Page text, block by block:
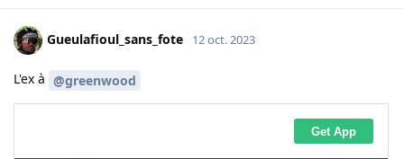
Gueulafioul_sans_fote 12 oct. 2023
L'ex à @greenwood